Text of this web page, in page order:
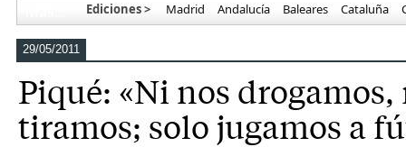
Ediciones > Madrid Andalucía Baleares Cataluña
29/05/2011
Piqué: «Ni nos drogamos,
tiramos; solo jugamos a